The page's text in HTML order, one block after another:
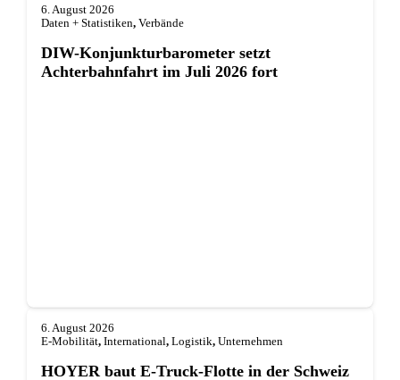
6. August 2026
Daten + Statistiken, Verbände
DIW-Konjunkturbarometer setzt
Achterbahnfahrt im Juli 2026 fort
6. August 2026
E-Mobilität, International, Logistik, Unternehmen
HOYER baut E-Truck-Flotte in der Schweiz